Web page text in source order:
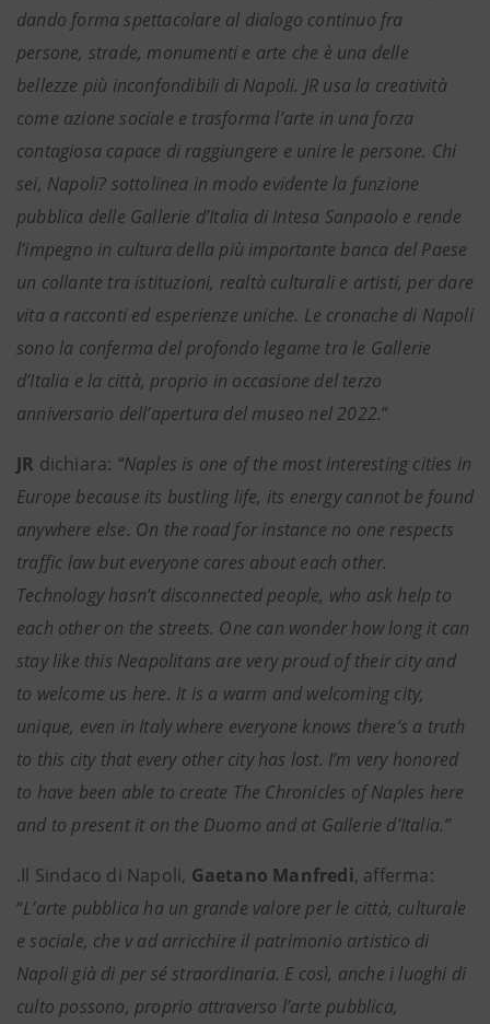
dando forma spettacolare al dialogo continuo fra
persone, strade, monumenti e arte che è una delle
bellezze più inconfondibili di Napoli. JR usa la creatività
come azione sociale e trasforma l’arte in una forza
contagiosa capace di raggiungere e unire le persone. Chi
sei, Napoli? sottolinea in modo evidente la funzione
pubblica delle Gallerie d’Italia di Intesa Sanpaolo e rende
l’impegno in cultura della più importante banca del Paese
un collante tra istituzioni, realtà culturali e artisti, per dare
vita a racconti ed esperienze uniche. Le cronache di Napoli
sono la conferma del profondo legame tra le Gallerie
d’Italia e la città, proprio in occasione del terzo
anniversario dell’apertura del museo nel 2022.”
JR dichiara: “Naples is one of the most interesting cities in
Europe because its bustling life, its energy cannot be found
anywhere else. On the road for instance no one respects
traffic law but everyone cares about each other.
Technology hasn’t disconnected people, who ask help to
each other on the streets. One can wonder how long it can
stay like this Neapolitans are very proud of their city and
to welcome us here. It is a warm and welcoming city,
unique, even in Italy where everyone knows there’s a truth
to this city that every other city has lost. I’m very honored
to have been able to create The Chronicles of Naples here
and to present it on the Duomo and at Gallerie d’Italia.”
.Il Sindaco di Napoli, Gaetano Manfredi, afferma:
“L’arte pubblica ha un grande valore per le città, culturale
e sociale, che v ad arricchire il patrimonio artistico di
Napoli già di per sé straordinaria. E così, anche i luoghi di
culto possono, proprio attraverso l’arte pubblica,